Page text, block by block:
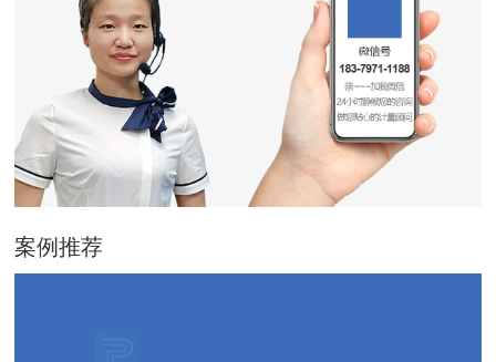
案例推荐